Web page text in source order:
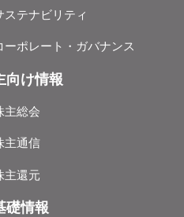
、是非この機会にお立ち寄
」店舗情報 店舗名ガ
aichi/G01445/オープン日
間10:00～20:00※詳しい営業
日2025年2月1日（土）所在
ついては、店舗にてご案内
2025年2月15日（土）所在地
ついては、店舗にてご案内
広報ユニット Email ＜
ーを設けております。多く
にもお持ち込みいただけます。 ▶
ガリバー名古屋茶屋店」「
バー名古屋茶屋店店舗
G01369/所在地愛知県
10:00～20:00※詳しい営業時
ご成約特典：お米3kg 先着
店内の清掃・消毒や従業員
お客様と従業員の安全と健
ステナビリティ
ーポレート・ガバナンス
向け情報
主総会
主通信
主還元
礎情報